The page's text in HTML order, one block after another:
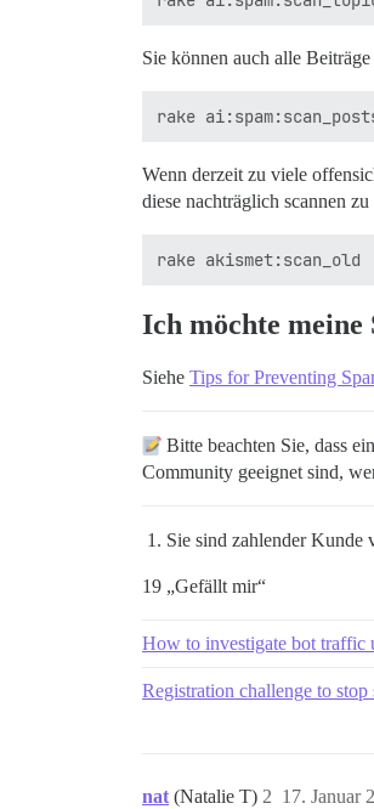
Sie können auch alle
Wenn derzeit zu viele
diese nachträglich scannen zu
Ich möchte meine
Siehe Tips for Preventing
Bitte beachten Sie, dass
Community geeignet sind,
Sie sind zahlender Kunde
19 „Gefällt mir“
How to investigate bot traffic
Registration challenge to stop
nat (Natalie T) 17. Januar
2